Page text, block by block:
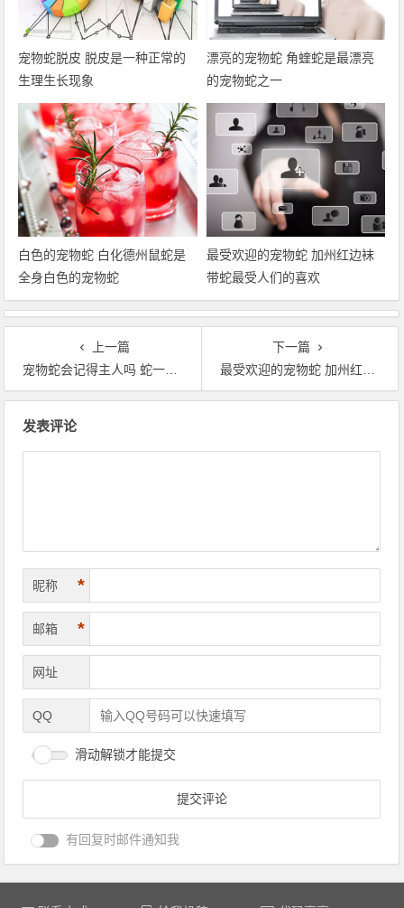
宠物蛇脱皮 脱皮是一种正常的
生理生长现象
漂亮的宠物蛇 角蝰蛇是最漂亮
的宠物蛇之一
白色的宠物蛇 白化德州鼠蛇是
全身白色的宠物蛇
最受欢迎的宠物蛇 加州红边袜
带蛇最受人们的喜欢
上一篇
宠物蛇会记得主人吗 蛇一般是不会记得主人的
下一篇
最受欢迎的宠物蛇 加州红边袜带蛇最受人们的喜欢
发表评论
昵称 *
邮箱 *
网址
QQ
滑动解锁才能提交
有回复时邮件通知我